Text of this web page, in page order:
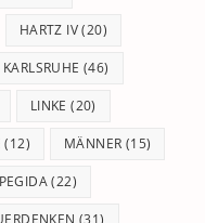
HARTZ IV(20)
KARLSRUHE (46)
LINKE (20)
(12) MÄNNER (15)
PEGIDA(22)
(31)